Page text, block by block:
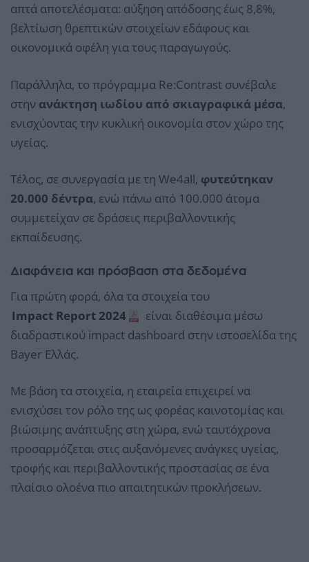
απτά αποτελέσματα: αύξηση απόδοσης έως 8,8%,
βελτίωση θρεπτικών στοιχείων εδάφους και
οικονομικά οφέλη για τους παραγωγούς.
Παράλληλα, το πρόγραμμα Re:Contrast συνέβαλε
στην ανάκτηση ιωδίου από σκιαγραφικά μέσα,
ενισχύοντας την κυκλική οικονομία στον χώρο της
υγείας.
Τέλος, σε συνεργασία με τη We4all, φυτεύτηκαν
20.000 δέντρα, ενώ πάνω από 100.000 άτομα
συμμετείχαν σε δράσεις περιβαλλοντικής
εκπαίδευσης.
Διαφάνεια και πρόσβαση στα δεδομένα
Για πρώτη φορά, όλα τα στοιχεία του
Impact Report 2024
είναι διαθέσιμα μέσω
διαδραστικού impact dashboard στην ιστοσελίδα της
Bayer Ελλάς.
Με βάση τα στοιχεία, η εταιρεία επιχειρεί να
ενισχύσει τον ρόλο της ως φορέας καινοτομίας και
βιώσιμης ανάπτυξης στη χώρα, ενώ ταυτόχρονα
προσαρμόζεται στις αυξανόμενες ανάγκες υγείας,
τροφής και περιβαλλοντικής προστασίας σε ένα
πλαίσιο ολοένα πιο απαιτητικών προκλήσεων.